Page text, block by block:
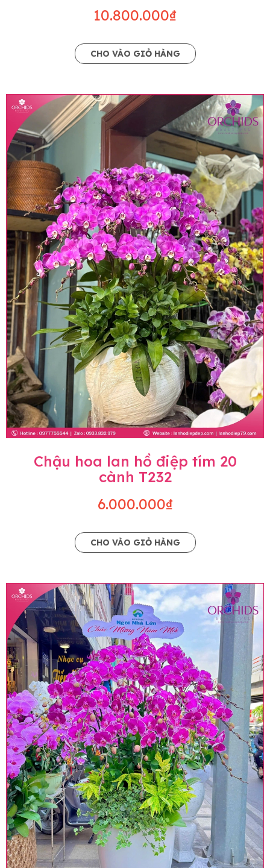
10.800.000₫
CHO VÀO GIỎ HÀNG
Chậu hoa lan hồ điệp tím 20
cành T232
6.000.000₫
CHO VÀO GIỎ HÀNG